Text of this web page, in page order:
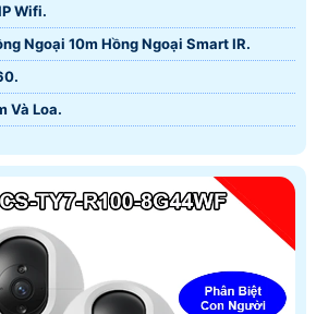
Wifi.
Ngoại 10m Hồng Ngoại Smart IR.
Và Loa.